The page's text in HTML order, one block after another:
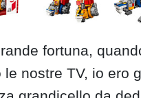
fortuna,
le nostre TV, io ero